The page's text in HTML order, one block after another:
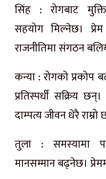
सिंह : रोगबाट
सहयोग मिल्नेछ।
राजनीतिमा संगठन
कन्या : रोगको प्रकोप
प्रतिस्पर्धी सक्रिय
दाम्पत्य जीवन धेरै राम्रो
तुला : समस्यामा
मानसम्मान बढ्नेछ।